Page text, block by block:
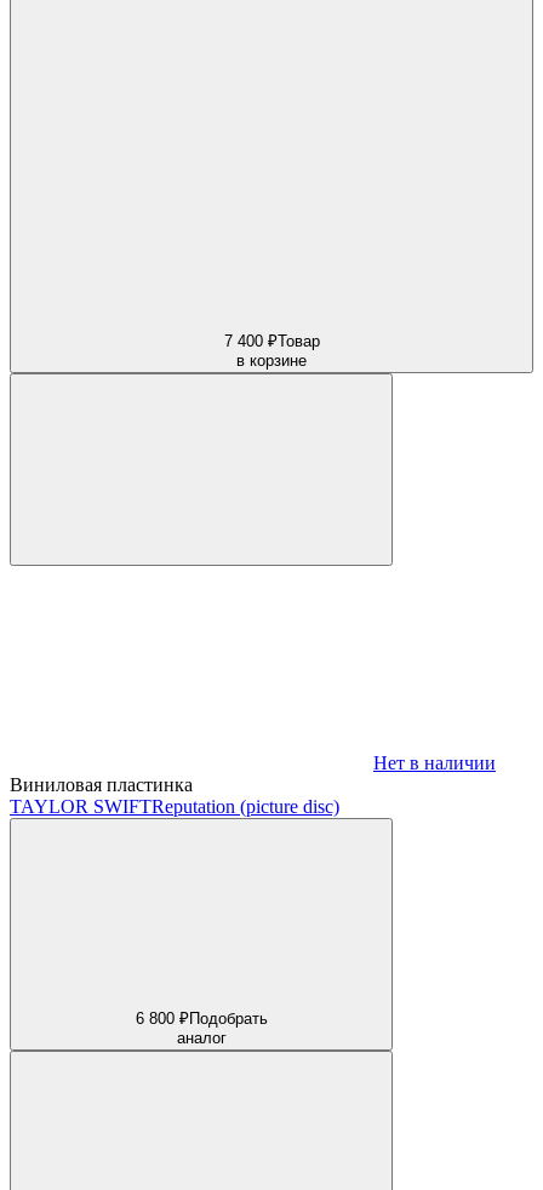
7 400 ₽Товар
в корзине
Нет в наличии
Виниловая пластинка
TAYLOR SWIFTReputation (picture disc)
6 800 ₽Подобрать
аналог